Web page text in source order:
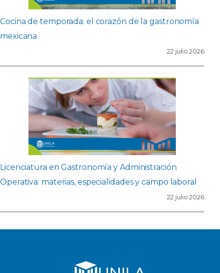
Cocina de temporada: el corazón de la gastronomía
mexicana
22 julio 2026
Licenciatura en Gastronomía y Administración
Operativa: materias, especialidades y campo laboral
22 julio 2026